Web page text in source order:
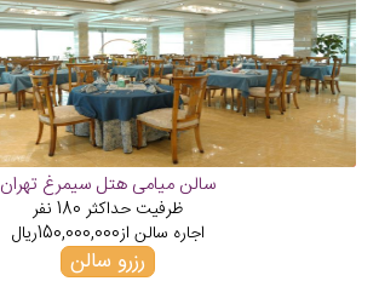
سالن میامی هتل سیمرغ تهران
ظرفیت حداکثر 180 نفر
اجاره سالن از150,000,000ریال
رزرو سالن